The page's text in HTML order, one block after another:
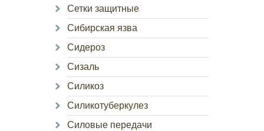
Сетки защитные
Сибирская язва
Сидероз
Сизаль
Силикоз
Силикотуберкулез
Силовые передачи